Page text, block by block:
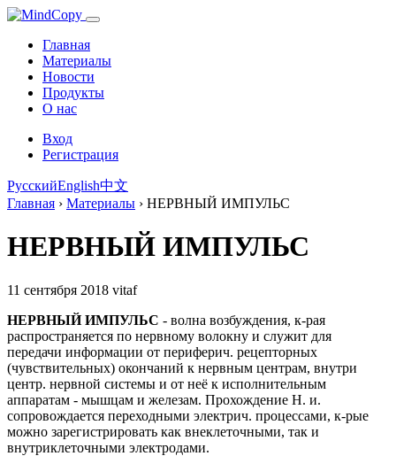
Главная
Материалы
Новости
Продукты
О нас
Вход
Регистрация
РусскийEnglish中文
Главная › Материалы › НЕРВНЫЙ ИМПУЛЬС
НЕРВНЫЙ ИМПУЛЬС
11 сентября 2018 vitaf
НЕРВНЫЙ ИМПУЛЬС - волна возбуждения, к-рая
распространяется по нервному волокну и служит для
передачи информации от периферич. рецепторных
(чувствительных) окончаний к нервным центрам, внутри
центр. нервной системы и от неё к исполнительным
аппаратам - мышцам и железам. Прохождение Н. и.
сопровождается переходными электрич. процессами, к-рые
можно зарегистрировать как внеклеточными, так и
внутриклеточными электродами.